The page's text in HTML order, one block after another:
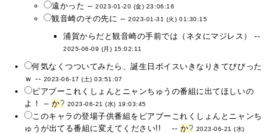
遠かった --2023-01-20 (金) 23:06:16
観音崎のその先に --2023-01-31 (火) 01:30:15
浦賀からだと観音崎の手前では（ネタにマジレス） --
2025-06-09 (月) 15:02:11
何気なくつついてみたら、誕生日ボイスいきなりきてびびった
ｗ -- 2023-06-17 (土) 03:51:07
ピアブーこれくしょんとニャンちゅうの番組に出てほしいの
よ！ --か? 2023-06-21 (水) 19:03:45
このキャラの登場子供番組をピアブーこれくしょんとニャンち
ゅうが出てる番組に変えてください!! -- か? 2023-06-21 (水)